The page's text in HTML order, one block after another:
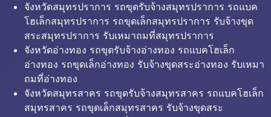
จังหวัดสมุทรปราการ รถขุดรับจ้างสมุทรปราการ รถแบค
โฮเล็กสมุทรปราการ รถขุดเล็กสมุทรปราการ รับจ้างขุด
สระสมุทรปราการ รับเหมาถมที่สมุทรปราการ
จังหวัดอ่างทอง รถขุดรับจ้างอ่างทอง รถแบคโฮเล็ก
อ่างทอง รถขุดเล็กอ่างทอง รับจ้างขุดสระอ่างทอง รับเหมา
ถมที่อ่างทอง
จังหวัดสมุทรสาคร รถขุดรับจ้างสมุทรสาคร รถแบคโฮเล็ก
สมุทรสาคร รถขุดเล็กสมุทรสาคร รับจ้างขุดสระ